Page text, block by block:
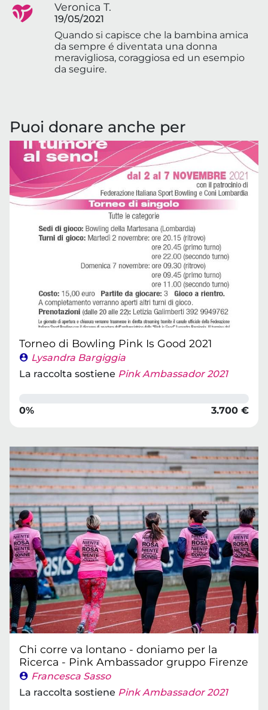
Veronica T.
19/05/2021
Quando si capisce che la bambina amica
da sempre é diventata una donna
meravigliosa, coraggiosa ed un esempio
da seguire.
Puoi donare anche per
Torneo di Bowling Pink Is Good 2021
Lysandra Bargiggia
La raccolta sostiene Pink Ambassador 2021
0% 3.700 €
Chi corre va lontano - doniamo per la
Ricerca - Pink Ambassador gruppo Firenze
Francesca Sasso
La raccolta sostiene Pink Ambassador 2021